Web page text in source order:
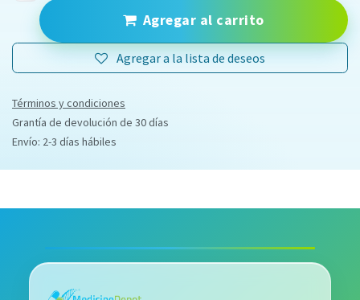
Agregar al carrito
Agregar a la lista de deseos
Términos y condiciones
Grantía de devolución de 30 días
Envío: 2-3 días hábiles